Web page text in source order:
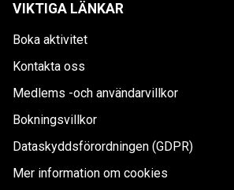
VIKTIGA LÄNKAR
Boka aktivitet
Kontakta oss
Medlems -och användarvillkor
Bokningsvillkor
Dataskyddsförordningen (GDPR)
Mer information om cookies